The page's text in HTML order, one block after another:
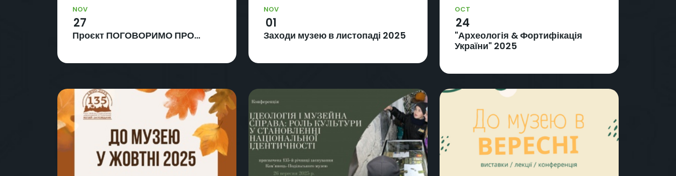
NOV
27
Проєкт ПОГОВОРИМО ПРО...
NOV
01
Заходи музею в листопаді 2025
OCT
24
"Археологія & Фортифікація
України" 2025